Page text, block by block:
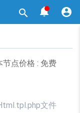



节点价格 : 免费
文件